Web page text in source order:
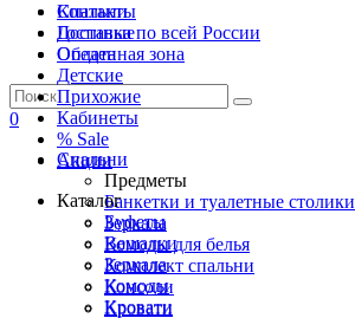
Спальни
Гостиные
Обеденная зона
Детские
Прихожие
Кабинеты
% Sale
Акции
Каталог
Буфеты
Вешалки
Зеркала
Комоды
Кровати
Контакты
Доставка по всей России
Оплата
0
Спальни
Предметы
Банкетки и туалетные столики
Зеркала
Комоды для белья
Комплект спальни
Консоли
Кровати